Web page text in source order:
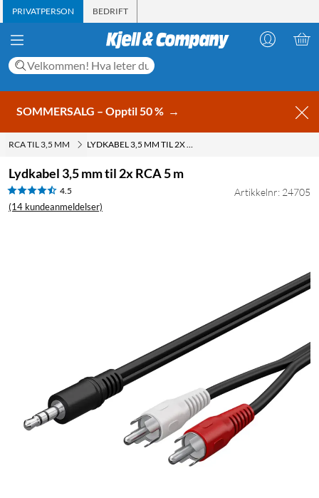
PRIVATPERSON BEDRIFT
SOMMERSALG – Opptil 50 % →
RCA TIL 3,5 MM LYDKABEL 3,5 MM TIL 2X RCA 5 M
Lydkabel 3,5 mm til 2x RCA 5 m
4.5
(14 kundeanmeldelser)
Artikkelnr: 24705